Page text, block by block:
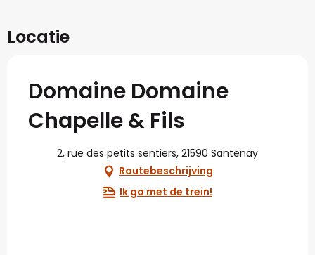
Locatie
Domaine Domaine
Chapelle & Fils
2, rue des petits sentiers, 21590 Santenay
Routebeschrijving
Ik ga met de trein!